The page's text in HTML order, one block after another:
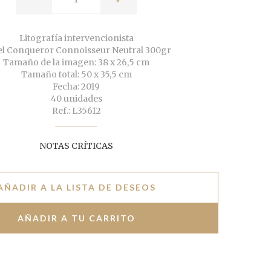
Litografía intervencionista
Conqueror Connoisseur Neutral 300gr
Tamaño de la imagen: 38 x 26,5 cm
Tamaño total: 50 x 35,5 cm
Fecha: 2019
40 unidades
Ref.: L35612
NOTAS CRÍTICAS
A LA LISTA DE DESEOS